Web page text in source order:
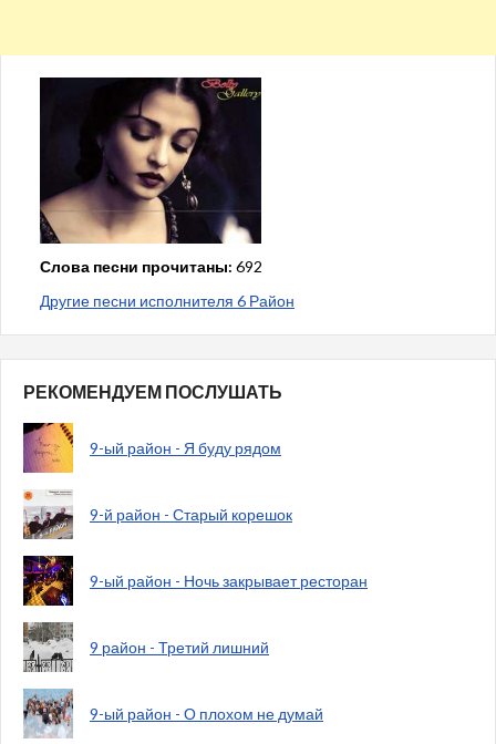
Слова песни прочитаны: 692
Другие песни исполнителя 6 Район
РЕКОМЕНДУЕМ ПОСЛУШАТЬ
9-ый район - Я буду рядом
9-й район - Старый корешок
9-ый район - Ночь закрывает ресторан
9 район - Третий лишний
9-ый район - О плохом не думай